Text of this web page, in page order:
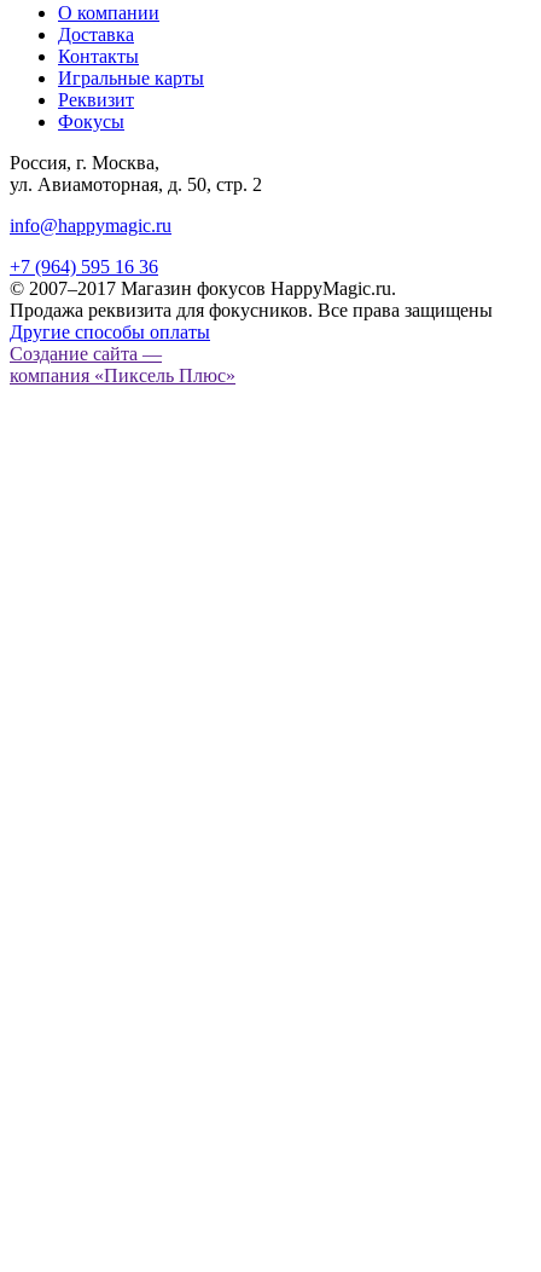
О компании
Доставка
Контакты
Игральные карты
Реквизит
Фокусы
Россия, г. Москва,
ул. Авиамоторная, д. 50, стр. 2
info@happymagic.ru
+7 (964) 595 16 36
© 2007–2017 Магазин фокусов HappyMagic.ru.
Продажа реквизита для фокусников. Все права защищены
Другие способы оплаты
Создание сайта —
компания «Пиксель Плюс»